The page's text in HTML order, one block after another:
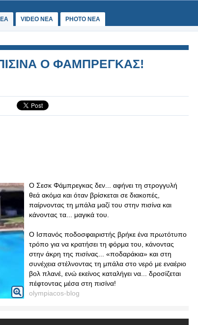
VIDEO NEA PHOTO NEA
Ο ΦΑΜΠΡΕΓΚΑΣ!
Ο Σεσκ Φάμπρεγκας δεν... αφήνει τη στρογγυλή
θεά ακόμα και όταν βρίσκεται σε διακοπές,
παίρνοντας τη μπάλα μαζί του στην πισίνα και
κάνοντας τα... μαγικά του.
Ο Ισπανός ποδοσφαιριστής βρήκε ένα πρωτότυπο
τρόπο για να κρατήσει τη φόρμα του, κάνοντας
στην άκρη της πισίνας... «ποδαράκια» και στη
συνέχεια στέλνοντας τη μπάλα στο νερό με εναέριο
βολ πλανέ, ενώ εκείνος καταλήγει να... δροσίζεται
πέφτοντας μέσα στη πισίνα!
olympiacos-blog